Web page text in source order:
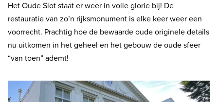
Het Oude Slot staat er weer in volle glorie bij! De
restauratie van zo’n rijksmonument is elke keer weer een
voorrecht. Prachtig hoe de bewaarde oude originele details
nu uitkomen in het geheel en het gebouw de oude sfeer
“van toen” ademt!